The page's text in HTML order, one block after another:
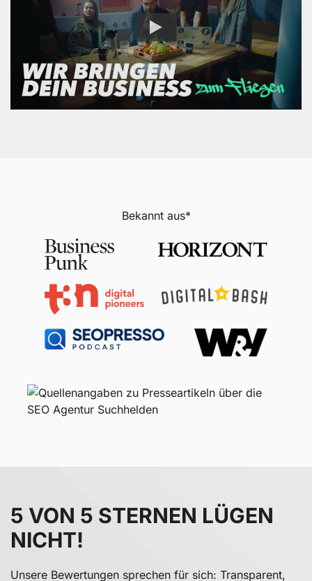
Bekannt aus*
5 VON 5 STERNEN LÜGEN
NICHT!
Unsere Bewertungen sprechen für sich: Transparent,